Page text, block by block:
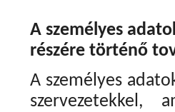
A személyes
részére történő
A személyes
szervezetekkel,